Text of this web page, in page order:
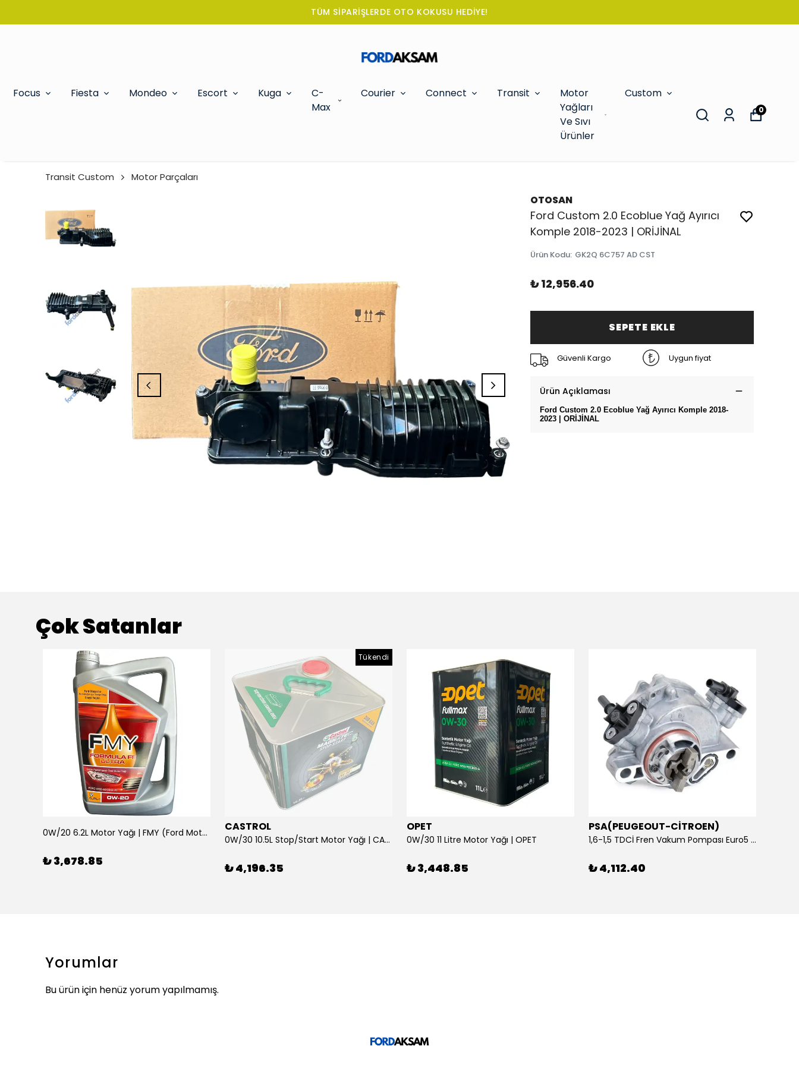
TÜM SİPARİŞLERDE OTO KOKUSU HEDİYE!
Focus Fiesta Mondeo Escort Kuga
C-
Max
Courier Connect Transit
Motor
Yağları
Ve Sıvı
Ürünler
Custom
0
Transit Custom Motor Parçaları
OTOSAN
Ford Custom 2.0 Ecoblue Yağ Ayırıcı
Komple 2018-2023 | ORİJİNAL
Ürün Kodu: GK2Q 6C757 AD CST
₺ 12,956.40
SEPETE EKLE
Güvenli Kargo Uygun fiyat
Ürün Açıklaması
Ford Custom 2.0 Ecoblue Yağ Ayırıcı Komple 2018-
2023 | ORİJİNAL
Çok Satanlar
0W/20 6.2L Motor Yağı | FMY (Ford Motor Yağları)
₺ 3,678.85
Tükendi
CASTROL
0W/30 10.5L Stop/Start Motor Yağı | CASTROL
₺ 4,196.35
OPET
0W/30 11 Litre Motor Yağı | OPET
₺ 3,448.85
PSA(PEUGEOUT-CİTROEN)
1,6-1,5 TDCİ Fren Vakum Pompası Euro5 2013-2018 | ORİJİNAL
₺ 4,112.40
Yorumlar
Bu ürün için henüz yorum yapılmamış.